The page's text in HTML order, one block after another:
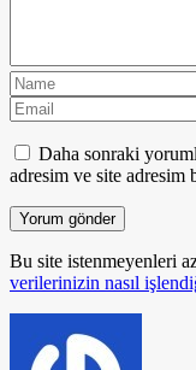
Daha sonraki
adresim ve site adresim
Bu site istenmeyenleri
verilerinizin nasıl